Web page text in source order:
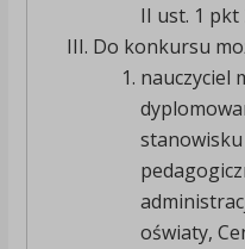
II ust. 1 pkt
Do konkursu
nauczyciel
oświaty,